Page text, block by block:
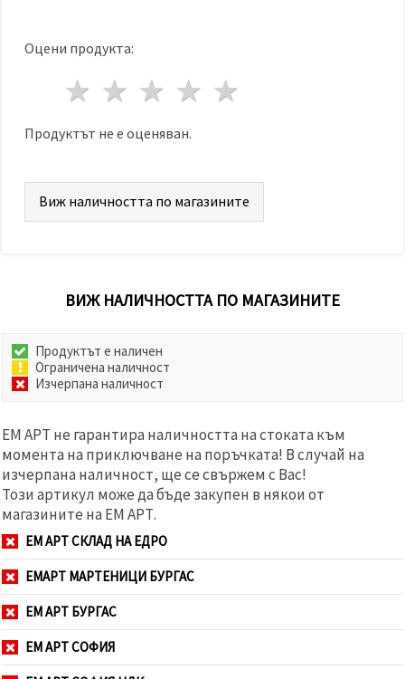
Оцени продукта:
4 звезди
3 звезди
2 звезди
1 звезда
Продуктът не е оценяван.
Виж наличността по магазините
ВИЖ НАЛИЧНОСТТА ПО МАГАЗИНИТЕ
Продуктът е наличен
Ограничена наличност
Изчерпана наличност
ЕМ АРТ не гарантира наличността на стоката към
момента на приключване на поръчката! В случай на
изчерпана наличност, ще се свържем с Вас!
Този артикул може да бъде закупен в някои от
магазините на ЕМ АРТ.
ЕМ АРТ СКЛАД НА ЕДРО
ЕМАРТ МАРТЕНИЦИ БУРГАС
ЕМ АРТ БУРГАС
ЕМ АРТ СОФИЯ